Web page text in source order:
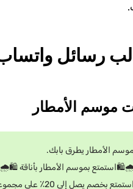
موسم الأمطار يطرق بابك.
بموسم الأمطار بأناقة 🛍️🌧️
استمتع بخصم يصل إلى 20٪ على مجموعة موسم الأمطار لدينا من [start date] إلى [end date].